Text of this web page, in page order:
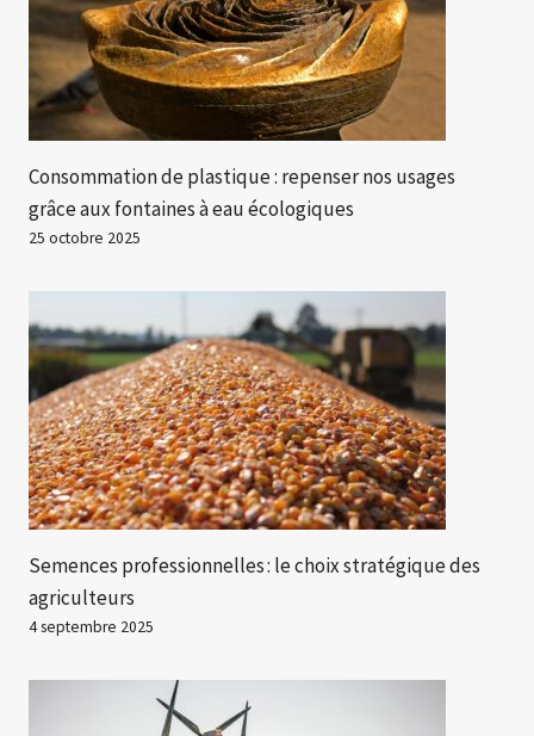
Consommation de plastique : repenser nos usages
grâce aux fontaines à eau écologiques
25 octobre 2025
Semences professionnelles : le choix stratégique des
agriculteurs
4 septembre 2025